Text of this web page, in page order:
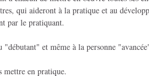
qui aideront à la pratique et au
par le pratiquant.
"débutant" et même à la personne
mettre en pratique.